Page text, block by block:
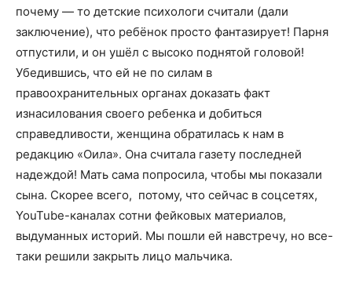
почему — то детские психологи считали (дали
заключение), что ребёнок просто фантазирует! Парня
отпустили, и он ушёл с высоко поднятой головой!
Убедившись, что ей не по силам в
правоохранительных органах доказать факт
изнасилования своего ребенка и добиться
справедливости, женщина обратилась к нам в
редакцию «Оила». Она считала газету последней
надеждой! Мать сама попросила, чтобы мы показали
сына. Скорее всего, потому, что сейчас в соцсетях,
YouTube-каналах сотни фейковых материалов,
выдуманных историй. Мы пошли ей навстречу, но все-
таки решили закрыть лицо мальчика.